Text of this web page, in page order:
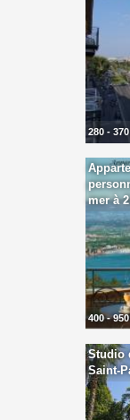
280 -
mer à
400 -
Studio
Saint-